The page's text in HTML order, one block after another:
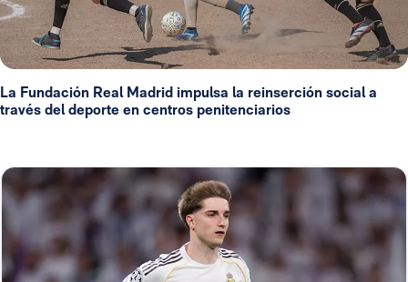
La Fundación Real Madrid impulsa la reinserción social a
través del deporte en centros penitenciarios